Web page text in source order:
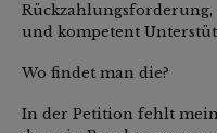
und kompetent
Wo findet man die?
In der Petition fehlt